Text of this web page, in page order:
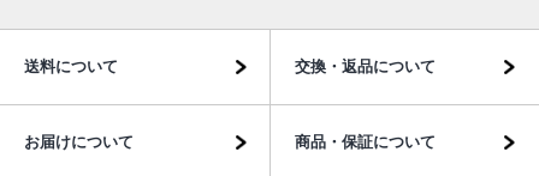
送料について 交換・返品について
お届けについて 商品・保証について